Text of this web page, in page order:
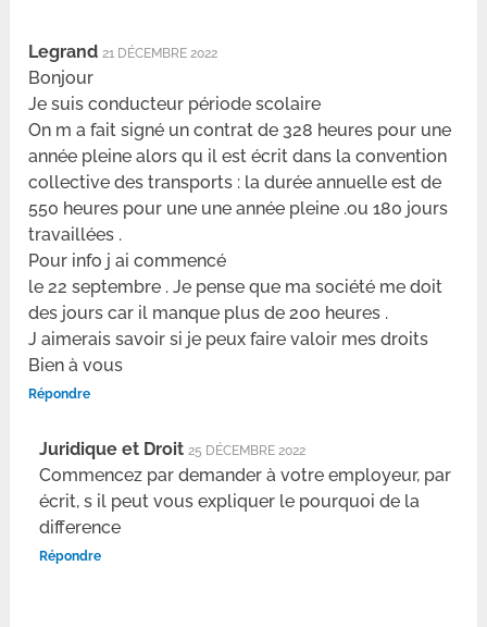
Legrand 21 DÉCEMBRE 2022
Bonjour
Je suis conducteur période scolaire
On m a fait signé un contrat de 328 heures pour une
année pleine alors qu il est écrit dans la convention
collective des transports : la durée annuelle est de
550 heures pour une une année pleine .ou 180 jours
travaillées .
Pour info j ai commencé
le 22 septembre . Je pense que ma société me doit
des jours car il manque plus de 200 heures .
J aimerais savoir si je peux faire valoir mes droits
Bien à vous
Répondre
Juridique et Droit 25 DÉCEMBRE 2022
Commencez par demander à votre employeur, par
écrit, s il peut vous expliquer le pourquoi de la
difference
Répondre